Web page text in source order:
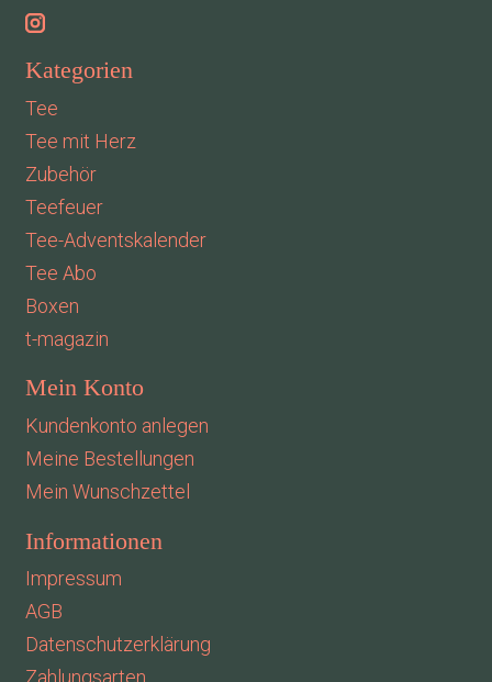
Kategorien
Tee
Tee mit Herz
Zubehör
Teefeuer
Tee-Adventskalender
Tee Abo
Boxen
t-magazin
Mein Konto
Kundenkonto anlegen
Meine Bestellungen
Mein Wunschzettel
Informationen
Impressum
AGB
Datenschutzerklärung